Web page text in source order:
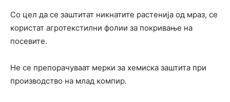
Со цел да се заштитат никнатите растенија од мраз, се
користат агротекстилни фолии за покривање на
посевите.
Не се препорачуваат мерки за хемиска заштита при
производство на млад компир.